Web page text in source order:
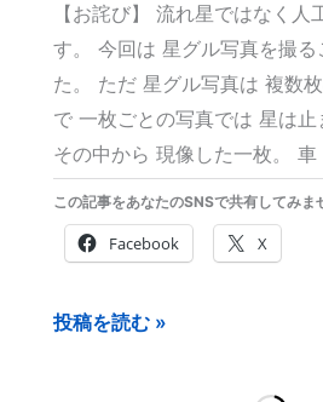
【お詫び】 流れ星ではなく
す。 今回は 星グル写真を撮る
た。 ただ 星グル写真は 複数
で 一枚ごとの写真では 星は止
その中から 現像した一枚。 車
この記事をあなたのSNSで共有してみま
Facebook X
流
れ
星
投稿を読む »